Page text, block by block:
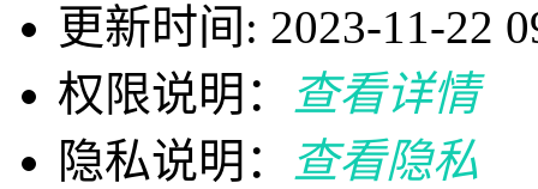
更新时间: 2023-11-22
权限说明：
查看详情
隐私说明：
查看隐私